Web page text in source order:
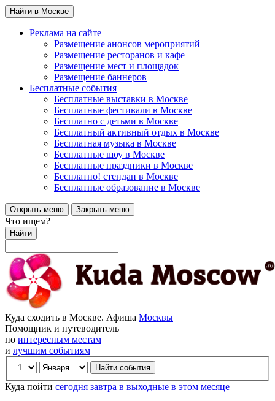
Найти в Москве
Реклама на сайте
Размещение анонсов мероприятий
Размещение ресторанов и кафе
Размещение мест и площадок
Размещение баннеров
Бесплатные события
Бесплатные выставки в Москве
Бесплатные фестивали в Москве
Бесплатно с детьми в Москве
Бесплатный активный отдых в Москве
Бесплатная музыка в Москве
Бесплатные шоу в Москве
Бесплатные праздники в Москве
Бесплатно! стендап в Москве
Бесплатные образование в Москве
Открыть меню Закрыть меню
Что ищем?
Найти
Куда сходить в Москве. Афиша Москвы
Помощник и путеводитель
по интересным местам
и лучшим событиям
Куда пойти сегодня завтра в выходные в этом месяце